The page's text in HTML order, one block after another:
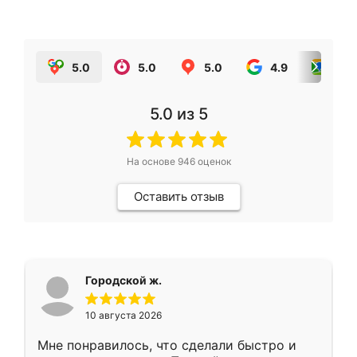
5.0 5.0 5.0 4.9
5.0 из 5
На основе 946оценок
Оставить отзыв
Городской ж.
10 августа 2026
Мне понравилось, что сделали быстро и